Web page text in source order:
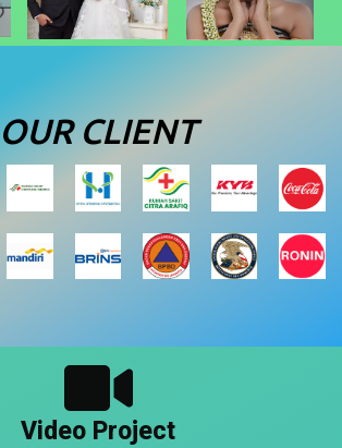
OUR CLIENT
Video Project